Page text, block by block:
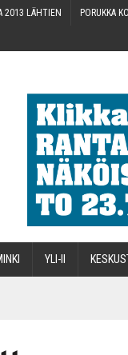
2013 LÄHTIEN PORUK­KA
YLI-II